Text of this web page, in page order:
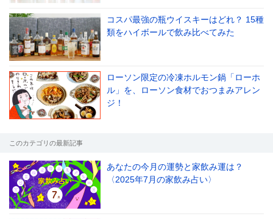
コスパ最強の瓶ウイスキーはどれ？ 15種
類をハイボールで飲み比べてみた
ローソン限定の冷凍ホルモン鍋「ローホ
ル」を、ローソン食材でおつまみアレン
ジ！
このカテゴリの最新記事
あなたの今月の運勢と家飲み運は？
〈2025年7月の家飲み占い〉